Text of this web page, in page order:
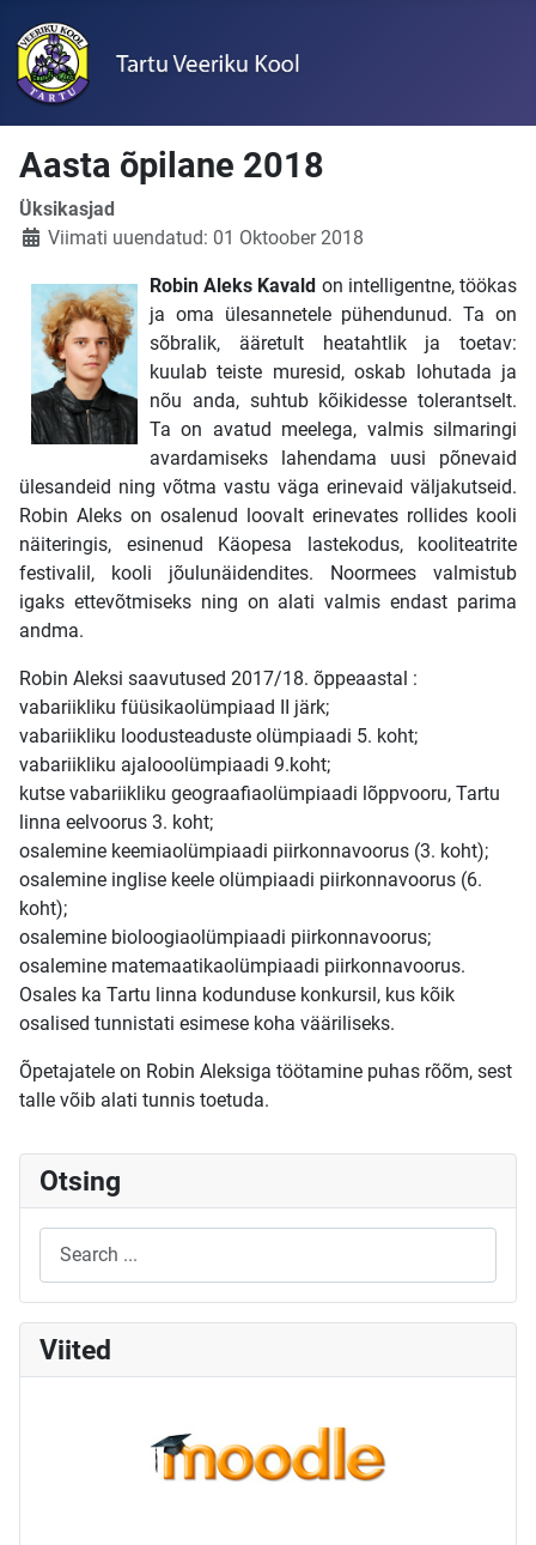
Aasta õpilane 2018
Üksikasjad
Viimati uuendatud: 01 Oktoober 2018
Robin Aleks Kavald on intelligentne, töökas
ja oma ülesannetele pühendunud. Ta on
sõbralik, ääretult heatahtlik ja toetav:
kuulab teiste muresid, oskab lohutada ja
nõu anda, suhtub kõikidesse tolerantselt.
Ta on avatud meelega, valmis silmaringi
avardamiseks lahendama uusi põnevaid
ülesandeid ning võtma vastu väga erinevaid väljakutseid.
Robin Aleks on osalenud loovalt erinevates rollides kooli
näiteringis, esinenud Käopesa lastekodus, kooliteatrite
festivalil, kooli jõulunäidendites. Noormees valmistub
igaks ettevõtmiseks ning on alati valmis endast parima
andma.
Robin Aleksi saavutused 2017/18. õppeaastal :
vabariikliku füüsikaolümpiaad II järk;
vabariikliku loodusteaduste olümpiaadi 5. koht;
vabariikliku ajalooolümpiaadi 9.koht;
kutse vabariikliku geograafiaolümpiaadi lõppvooru, Tartu
linna eelvoorus 3. koht;
osalemine keemiaolümpiaadi piirkonnavoorus (3. koht);
osalemine inglise keele olümpiaadi piirkonnavoorus (6.
koht);
osalemine bioloogiaolümpiaadi piirkonnavoorus;
osalemine matemaatikaolümpiaadi piirkonnavoorus.
Osales ka Tartu linna kodunduse konkursil, kus kõik
osalised tunnistati esimese koha vääriliseks.
Õpetajatele on Robin Aleksiga töötamine puhas rõõm, sest
talle võib alati tunnis toetuda.
Otsing
Viited